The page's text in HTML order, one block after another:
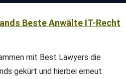
Beste Anwälte IT-Recht
mit Best Lawyers die
gekürt und hierbei erneut